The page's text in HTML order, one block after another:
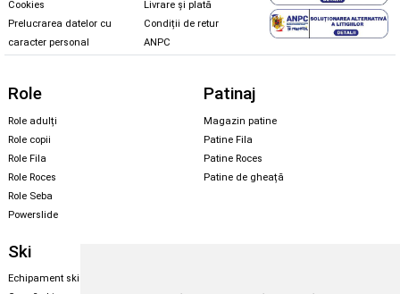
Cookies
Prelucrarea datelor cu
caracter personal
Livrare și plată
Condiții de retur
ANPC
Role
Role adulți
Role copii
Role Fila
Role Roces
Role Seba
Powerslide
Patinaj
Magazin patine
Patine Fila
Patine Roces
Patine de gheață
Ski
Echipament ski